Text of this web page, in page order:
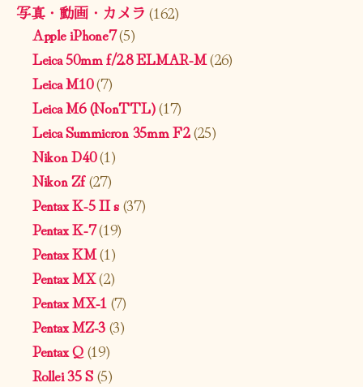
写真・動画・カメラ (162)
Apple iPhone7(5)
Leica 50mm f/2.8 ELMAR-M(26)
Leica M10(7)
Leica M6 (NonTTL)(17)
Leica Summicron 35mm F2(25)
Nikon D40(1)
Nikon Zf(27)
Pentax K-5 II s(37)
Pentax K-7(19)
Pentax KM(1)
Pentax MX(2)
Pentax MX-1 (7)
Pentax MZ-3(3)
Pentax Q(19)
Rollei 35 S(5)